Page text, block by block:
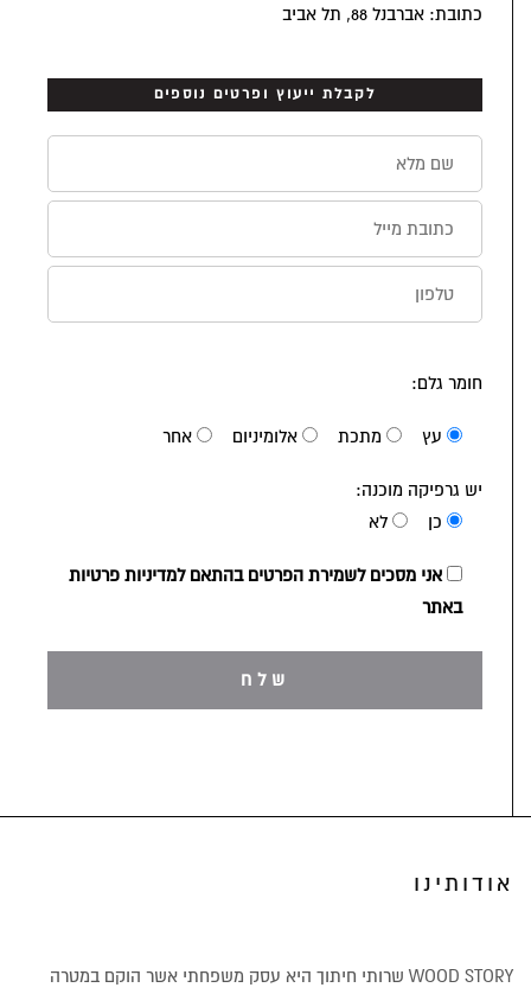
כתובת: אברבנל 88, תל אביב
לקבלת ייעוץ ופרטים נוספים
חומר גלם:
עץ מתכת אלומיניום אחר
יש גרפיקה מוכנה:
כן
לא
אני מסכים לשמירת הפרטים בהתאם למדיניות פרטיות
באתר
אודותינו
WOOD STORY שרותי חיתוך היא עסק משפחתי אשר הוקם במטרה